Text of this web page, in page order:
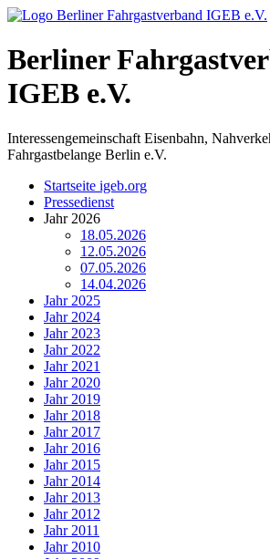
Berliner
IGEB e.V.
Interessengemeinschaft Eisenbahn,
Fahrgastbelange Berlin e.V.
Startseite igeb.org
Pressedienst
Jahr 2026
18.05.2026
12.05.2026
07.05.2026
14.04.2026
Jahr 2025
Jahr 2024
Jahr 2023
Jahr 2022
Jahr 2021
Jahr 2020
Jahr 2019
Jahr 2018
Jahr 2017
Jahr 2016
Jahr 2015
Jahr 2014
Jahr 2013
Jahr 2012
Jahr 2011
Jahr 2010